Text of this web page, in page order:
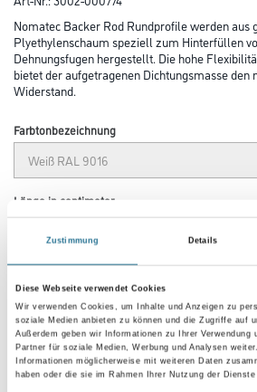
Zustimmung Details
Diese Webseite verwendet Cookies
Wir verwenden Cookies, um Inhalte und Anzeigen zu
soziale Medien anbieten zu können und die Zugriffe auf
Außerdem geben wir Informationen zu Ihrer Verwendung
Partner für soziale Medien, Werbung und Analysen
Informationen möglicherweise mit weiteren Daten
haben oder die sie im Rahmen Ihrer Nutzung der
Nomatec Backer Rod Rundprofile werden aus
Plyethylenschaum speziell zum Hinterfüllen
Dehnungsfugen hergestellt. Die hohe
bietet der aufgetragenen Dichtungsmasse den
Widerstand.
Farbtonbezeichnung
Länge in centimeter
Gebinde